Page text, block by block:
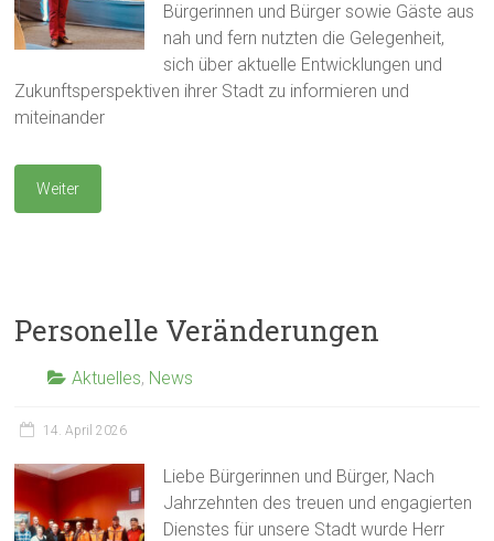
Bürgerinnen und Bürger sowie Gäste aus
nah und fern nutzten die Gelegenheit,
sich über aktuelle Entwicklungen und
Zukunftsperspektiven ihrer Stadt zu informieren und
miteinander
Weiter
Personelle Veränderungen
Aktuelles, News
14. April 2026
Liebe Bürgerinnen und Bürger, Nach
Jahrzehnten des treuen und engagierten
Dienstes für unsere Stadt wurde Herr